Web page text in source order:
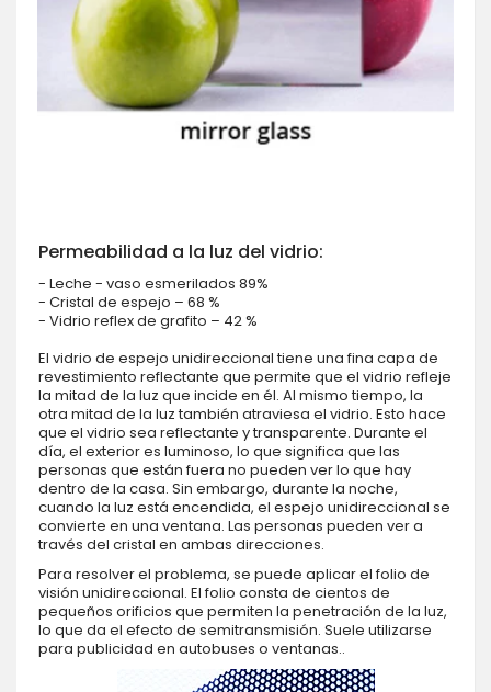
Permeabilidad a la luz del vidrio:
- Leche - vaso esmerilados 89%
- Cristal de espejo – 68 %
- Vidrio reflex de grafito – 42 %
El vidrio de espejo unidireccional tiene una fina capa de
revestimiento reflectante que permite que el vidrio refleje
la mitad de la luz que incide en él. Al mismo tiempo, la
otra mitad de la luz también atraviesa el vidrio. Esto hace
que el vidrio sea reflectante y transparente. Durante el
día, el exterior es luminoso, lo que significa que las
personas que están fuera no pueden ver lo que hay
dentro de la casa. Sin embargo, durante la noche,
cuando la luz está encendida, el espejo unidireccional se
convierte en una ventana. Las personas pueden ver a
través del cristal en ambas direcciones.
Para resolver el problema, se puede aplicar el folio de
visión unidireccional. El folio consta de cientos de
pequeños orificios que permiten la penetración de la luz,
lo que da el efecto de semitransmisión. Suele utilizarse
para publicidad en autobuses o ventanas..